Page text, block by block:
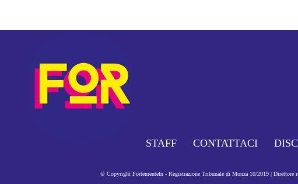
STAFF CONTATTACI
© Copyright FortementeIn - Registrazione Tribunale di Monza 10/2019 | Direttore